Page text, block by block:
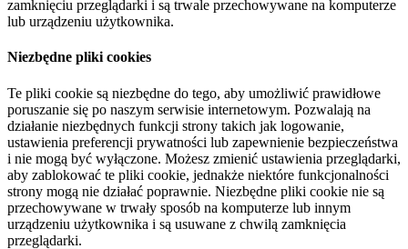
zamknięciu przeglądarki i są trwale przechowywane na komputerze
lub urządzeniu użytkownika.
Niezbędne pliki cookies
Te pliki cookie są niezbędne do tego, aby umożliwić prawidłowe
poruszanie się po naszym serwisie internetowym. Pozwalają na
działanie niezbędnych funkcji strony takich jak logowanie,
ustawienia preferencji prywatności lub zapewnienie bezpieczeństwa
i nie mogą być wyłączone. Możesz zmienić ustawienia przeglądarki,
aby zablokować te pliki cookie, jednakże niektóre funkcjonalności
strony mogą nie działać poprawnie. Niezbędne pliki cookie nie są
przechowywane w trwały sposób na komputerze lub innym
urządzeniu użytkownika i są usuwane z chwilą zamknięcia
przeglądarki.